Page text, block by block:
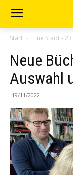
Start Eine Stadt -
Neue
Auswahl
19/11/2022